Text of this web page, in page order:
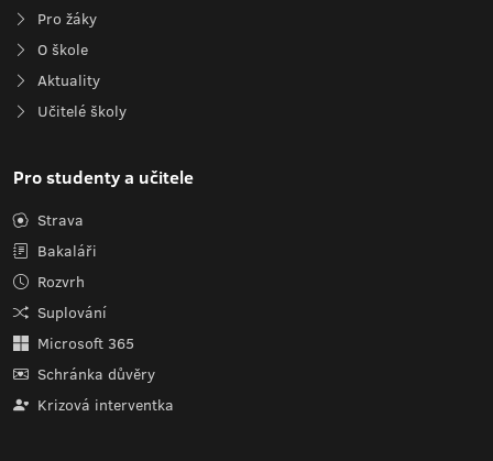
Pro žáky
O škole
Aktuality
Učitelé školy
Pro studenty a učitele
Strava
Bakaláři
Rozvrh
Suplování
Microsoft 365
Schránka důvěry
Krizová interventka